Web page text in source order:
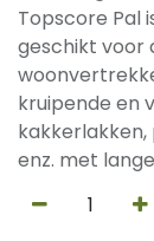
Topscore Pal
geschikt voor
kruipende en
kakkerlakken,
enz. met